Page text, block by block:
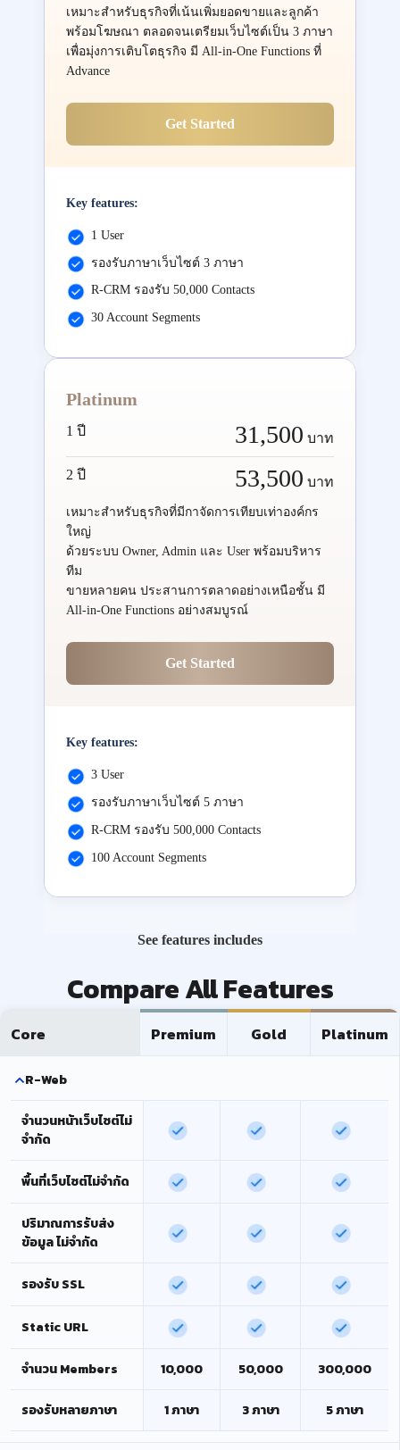
เหมาะสำหรับธุรกิจที่เน้นเพิ่มยอดขายและลูกค้า
พร้อมโฆษณา ตลอดจนเตรียมเว็บไซต์เป็น 3 ภาษา
เพื่อมุ่งการเติบโตธุรกิจ มี All-in-One Functions ที่
Advance
Get Started
Key features:
1 User
รองรับภาษาเว็บไซต์ 3 ภาษา
R-CRM รองรับ 50,000 Contacts
30 Account Segments
Platinum
1 ปี 31,500 บาท
2 ปี 53,500 บาท
เหมาะสำหรับธุรกิจที่มีกาจัดการเทียบเท่าองค์กร
ใหญ่
ด้วยระบบ Owner, Admin และ User พร้อมบริหาร
ทีม
ขายหลายคน ประสานการตลาดอย่างเหนือชั้น มี
All-in-One Functions อย่างสมบูรณ์
Get Started
Key features:
3 User
รองรับภาษาเว็บไซต์ 5 ภาษา
R-CRM รองรับ 500,000 Contacts
100 Account Segments
See features includes
Compare All Features
Core Premium Gold Platinum
R-Web
จำนวนหน้าเว็บไซต์ไม่
จำกัด
พื้นที่เว็บไซต์ไม่จำกัด
ปริมาณการรับส่ง
ข้อมูล ไม่จำกัด
รองรับ SSL
Static URL
จำนวน Members 10,000 50,000 300,000
รองรับหลายภาษา 1 ภาษา 3 ภาษา 5 ภาษา